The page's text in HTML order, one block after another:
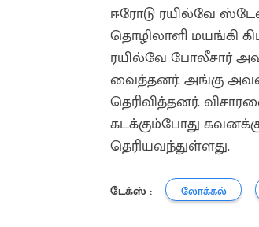
ஈரோடு ரயில்வே
தொழிலாளி மயங்கி
ரயில்வே போலீசார்
வைத்தனர். அங்கு
தெரிவித்தனர்.
கடக்கும்போது
தெரியவந்துள்ளது.
டேக்ஸ் : லோக்கல்